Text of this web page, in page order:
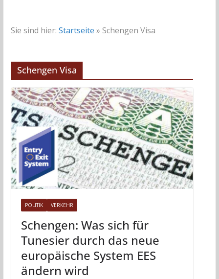
Sie sind hier: Startseite » Schengen Visa
Schengen Visa
POLITIK VERKEHR
Schengen: Was sich für
Tunesier durch das neue
europäische System EES
ändern wird